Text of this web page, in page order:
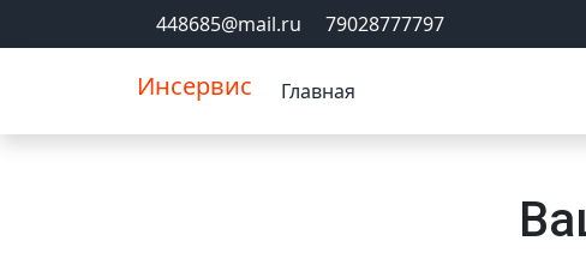
448685@mail.ru 79028777797
Инсервис Главная